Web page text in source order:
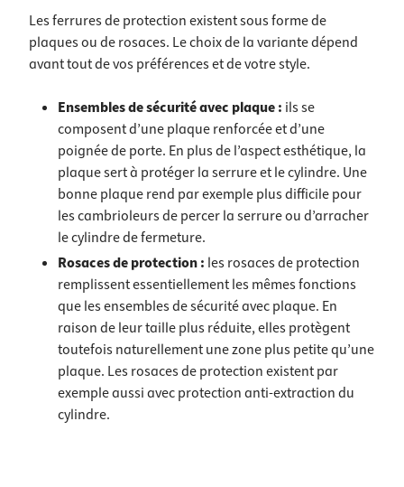
Les ferrures de protection existent sous forme de
plaques ou de rosaces. Le choix de la variante dépend
avant tout de vos préférences et de votre style.
Ensembles de sécurité avec plaque : ils se
composent d’une plaque renforcée et d’une
poignée de porte. En plus de l’aspect esthétique, la
plaque sert à protéger la serrure et le cylindre. Une
bonne plaque rend par exemple plus difficile pour
les cambrioleurs de percer la serrure ou d’arracher
le cylindre de fermeture.
Rosaces de protection: les rosaces de protection
remplissent essentiellement les mêmes fonctions
que les ensembles de sécurité avec plaque. En
raison de leur taille plus réduite, elles protègent
toutefois naturellement une zone plus petite qu’une
plaque. Les rosaces de protection existent par
exemple aussiavec protection anti-extraction du
cylindre.